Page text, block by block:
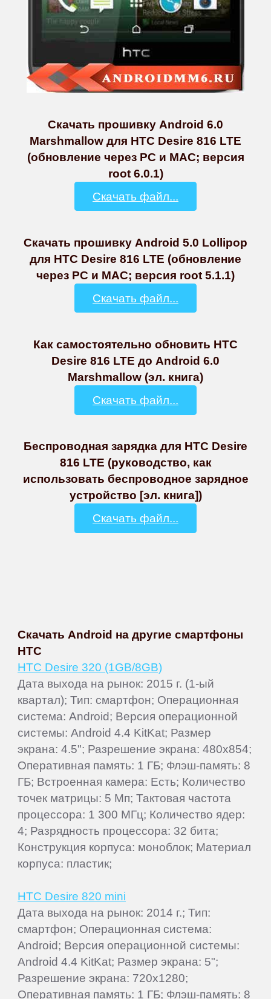
Скачать прошивку Android 6.0
Marshmallow для HTC Desire 816 LTE
(обновление через PC и MAC; версия
root 6.0.1)
Скачать файл...
Скачать прошивку Android 5.0 Lollipop
для HTC Desire 816 LTE (обновление
через PC и MAC; версия root 5.1.1)
Скачать файл...
Как самостоятельно обновить HTC
Desire 816 LTE до Android 6.0
Marshmallow (эл. книга)
Скачать файл...
Беспроводная зарядка для HTC Desire
816 LTE (руководство, как
использовать беспроводное зарядное
устройство [эл. книга])
Скачать файл...
Скачать Android на другие смартфоны
HTC
HTC Desire 320 (1GB/8GB)
Дата выхода на рынок: 2015 г. (1-ый
квартал); Тип: смартфон; Операционная
система: Android; Версия операционной
системы: Android 4.4 KitKat; Размер
экрана: 4.5"; Разрешение экрана: 480x854;
Оперативная память: 1 ГБ; Флэш-память: 8
ГБ; Встроенная камера: Есть; Количество
точек матрицы: 5 Мп; Тактовая частота
процессора: 1 300 МГц; Количество ядер:
4; Разрядность процессора: 32 бита;
Конструкция корпуса: моноблок; Материал
корпуса: пластик;
HTC Desire 820 mini
Дата выхода на рынок: 2014 г.; Тип:
смартфон; Операционная система:
Android; Версия операционной системы:
Android 4.4 KitKat; Размер экрана: 5";
Разрешение экрана: 720x1280;
Оперативная память: 1 ГБ; Флэш-память: 8